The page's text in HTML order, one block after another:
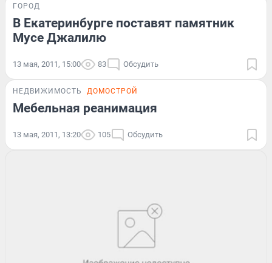
ГОРОД
В Екатеринбурге поставят памятник
Мусе Джалилю
13 мая, 2011, 15:00 83 Обсудить
НЕДВИЖИМОСТЬ ДОМОСТРОЙ
Мебельная реанимация
13 мая, 2011, 13:20 105 Обсудить